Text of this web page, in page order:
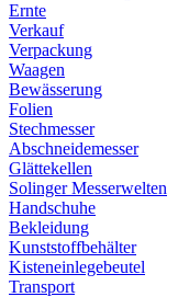
Ernte
Verkauf
Verpackung
Waagen
Bewässerung
Folien
Stechmesser
Abschneidemesser
Glättekellen
Solinger Messerwelten
Handschuhe
Bekleidung
Kunststoffbehälter
Kisteneinlegebeutel
Transport